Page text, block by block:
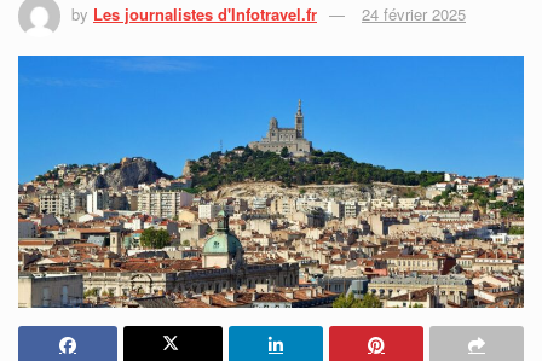
by Les journalistes d'Infotravel.fr 24 février 2025